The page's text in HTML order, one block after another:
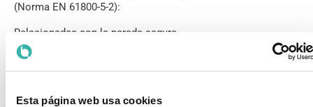
Esta página web usa cookies
(Norma EN 61800-5-2):
Relacionadas con la parada segura
STO
SS1
SOS